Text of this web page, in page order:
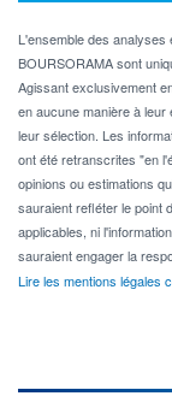
L'ensemble des
BOURSORAMA sont
Agissant exclusivement
en aucune manière à
leur sélection. Les
ont été retranscrites "en
opinions ou estimations
sauraient refléter le point
applicables, ni
sauraient engager la
Lire les mentions légales